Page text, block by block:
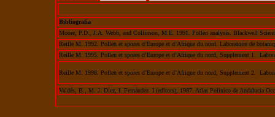
Bibliografia
Moore, P.D., J.A. Webb, and Collinson, M.E. 1991. Pollen analysis. Blackwell
Reille M. 1992. Pollen et spores d’Europe et d’Afrique du nord. Laboratoire de
Reille M. 1995. Pollen et spores d’Europe et d’Afrique du nord, Supplement 1.
Reille M. 1998. Pollen et spores d’Europe et d’Afrique du nord, Supplement 2.
Valdés, B., M. J. Díez, I. Fernández I (editors), 1987. Atlas Polinico de Andalucia